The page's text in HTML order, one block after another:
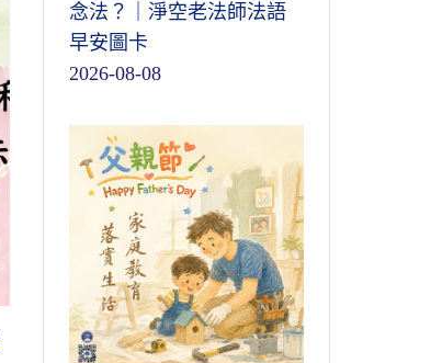
念法？｜淨空老法師法語
早安圖卡
2026-08-08